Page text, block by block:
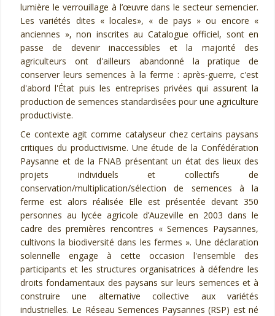
lumière le verrouillage à l’œuvre dans le secteur semencier.
Les variétés dites « locales», « de pays » ou encore «
anciennes », non inscrites au Catalogue officiel, sont en
passe de devenir inaccessibles et la majorité des
agriculteurs ont d'ailleurs abandonné la pratique de
conserver leurs semences à la ferme : après-guerre, c'est
d'abord l'État puis les entreprises privées qui assurent la
production de semences standardisées pour une agriculture
productiviste.
Ce contexte agit comme catalyseur chez certains paysans
critiques du productivisme. Une étude de la Confédération
Paysanne et de la FNAB présentant un état des lieux des
projets individuels et collectifs de
conservation/multiplication/sélection de semences à la
ferme est alors réalisée Elle est présentée devant 350
personnes au lycée agricole d’Auzeville en 2003 dans le
cadre des premières rencontres « Semences Paysannes,
cultivons la biodiversité dans les fermes ». Une déclaration
solennelle engage à cette occasion l'ensemble des
participants et les structures organisatrices à défendre les
droits fondamentaux des paysans sur leurs semences et à
construire une alternative collective aux variétés
industrielles. Le Réseau Semences Paysannes (RSP) est né